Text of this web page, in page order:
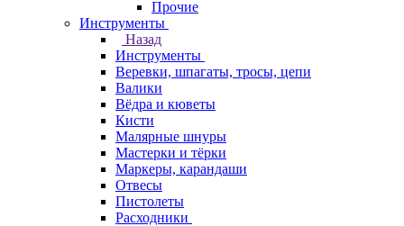
Прочие
Инструменты
Назад
Инструменты
Веревки, шпагаты, тросы, цепи
Валики
Вёдра и кюветы
Кисти
Малярные шнуры
Мастерки и тёрки
Маркеры, карандаши
Отвесы
Пистолеты
Расходники